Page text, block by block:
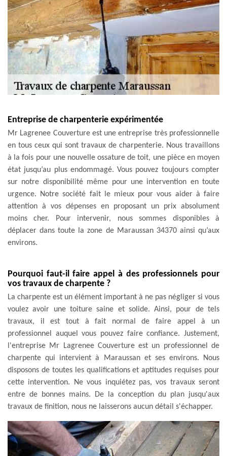
Entreprise de charpenterie expérimentée
Mr Lagrenee Couverture est une entreprise très professionnelle
en tous ceux qui sont travaux de charpenterie. Nous travaillons
à la fois pour une nouvelle ossature de toit, une pièce en moyen
état jusqu’au plus endommagé. Vous pouvez toujours compter
sur notre disponibilité même pour une intervention en toute
urgence. Notre société fait le mieux pour vous aider à faire
attention à vos dépenses en proposant un prix absolument
moins cher. Pour intervenir, nous sommes disponibles à
déplacer dans toute la zone de Maraussan 34370 ainsi qu’aux
environs.
Pourquoi faut-il faire appel à des professionnels pour
vos travaux de charpente ?
La charpente est un élément important à ne pas négliger si vous
voulez avoir une toiture saine et solide. Ainsi, pour de tels
travaux, il est tout à fait normal de faire appel à un
professionnel auquel vous pouvez faire confiance. Justement,
l'entreprise Mr Lagrenee Couverture est un professionnel de
charpente qui intervient à Maraussan et ses environs. Nous
disposons de toutes les qualifications et aptitudes requises pour
cette intervention. Ne vous inquiétez pas, vos travaux seront
entre de bonnes mains. De la conception du plan jusqu'aux
travaux de finition, nous ne laisserons aucun détail s'échapper.